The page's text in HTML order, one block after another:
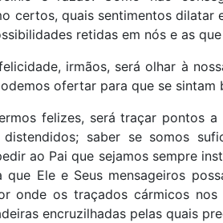
certos, quais sentimentos
retidas em nós e as
irmãos, será olhar à
ofertar para que se sintam
felizes, será traçar pontos
saber se somos
ao Pai que sejamos sempre
que Ele e Seus mensageiros
onde os traçados cármicos
encruzilhadas pelas quais